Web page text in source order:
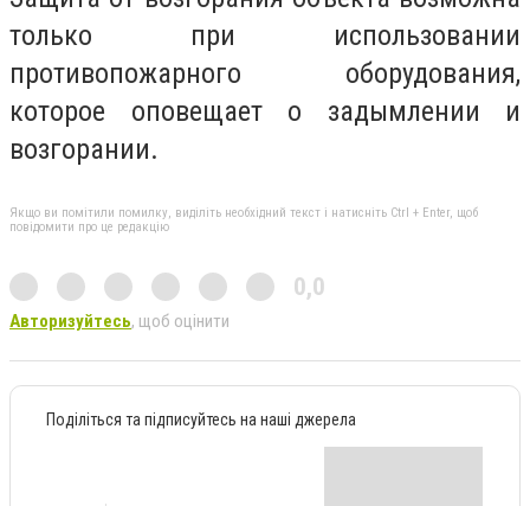
только при использовании
противопожарного оборудования,
которое оповещает о задымлении и
возгорании.
Якщо ви помітили помилку, виділіть необхідний текст і натисніть Ctrl + Enter, щоб
повідомити про це редакцію
0,0
Авторизуйтесь, щоб оцінити
Поділіться та підписуйтесь на наші джерела